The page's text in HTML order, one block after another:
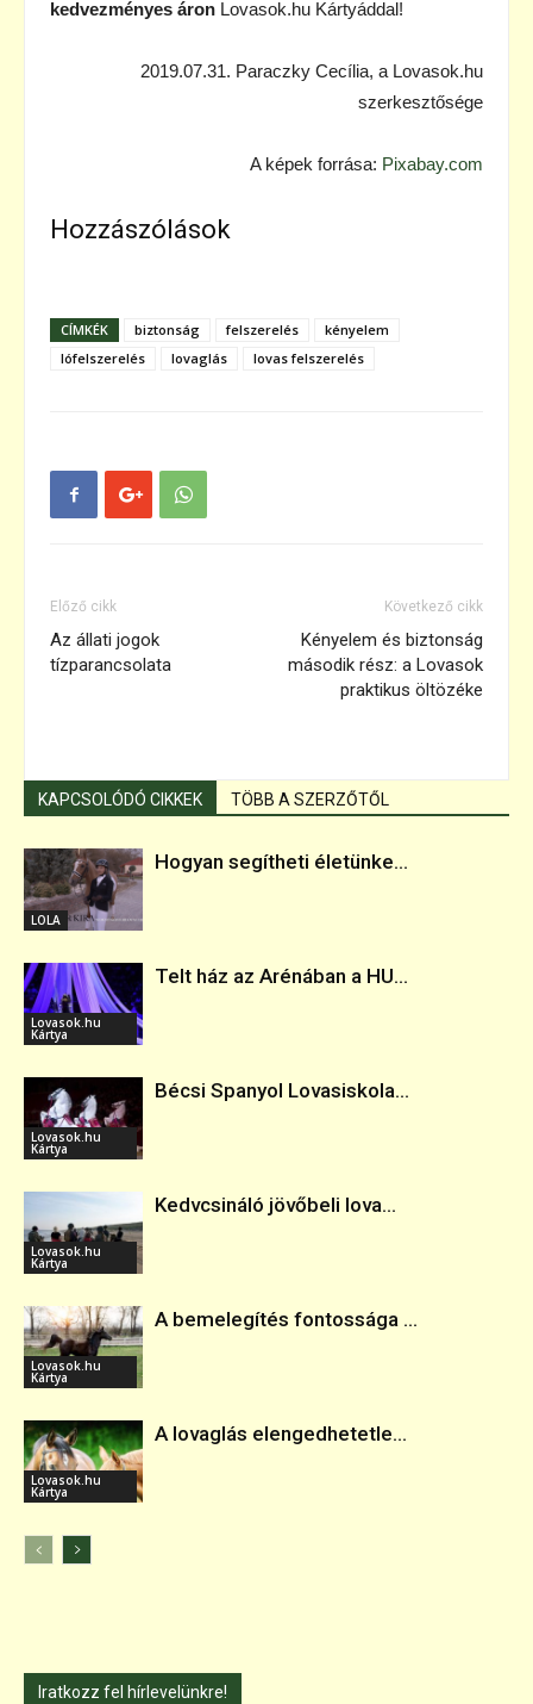
kedvezményes áron Lovasok.hu Kártyáddal!
2019.07.31. Paraczky Cecília, a Lovasok.hu
szerkesztősége
A képek forrása: Pixabay.com
Hozzászólások
CÍMKÉK biztonság felszerelés
kényelem
lófelszerelés
lovaglás lovas felszerelés
Előző cikk
Az állati jogok
tízparancsolata
Következő cikk
Kényelem és biztonság
második rész: a Lovasok
praktikus öltözéke
KAPCSOLÓDÓ CIKKEK TÖBB A SZERZŐTŐL
LOLA
Hogyan segítheti életünke...
Lovasok.hu
Kártya
Telt ház az Arénában a HU...
Lovasok.hu
Kártya
Bécsi Spanyol Lovasiskola...
Lovasok.hu
Kártya
Kedvcsináló jövőbeli lova...
Lovasok.hu
Kártya
A bemelegítés fontossága ...
Lovasok.hu
Kártya
A lovaglás elengedhetetle...
Iratkozz fel hírlevelünkre!